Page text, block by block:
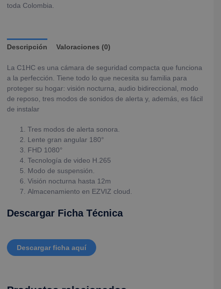
toda Colombia.
Descripción Valoraciones (0)
La C1HC es una cámara de seguridad compacta que funciona
a la perfección. Tiene todo lo que necesita su familia para
proteger su hogar: visión nocturna, audio bidireccional, modo
de reposo, tres modos de sonidos de alerta y, además, es fácil
de instalar
Tres modos de alerta sonora.
Lente gran angular 180°
FHD 1080°
Tecnología de video H.265
Modo de suspensión.
Visión nocturna hasta 12m
Almacenamiento en EZVIZ cloud.
Descargar Ficha Técnica
Descargar ficha aquí